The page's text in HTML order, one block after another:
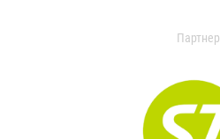
Партнер